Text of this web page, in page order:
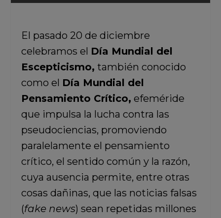
El pasado 20 de diciembre
celebramos el Día Mundial del
Escepticismo, también conocido
como el Día Mundial del
Pensamiento Crítico, efeméride
que impulsa la lucha contra las
pseudociencias, promoviendo
paralelamente el pensamiento
crítico, el sentido común y la razón,
cuya ausencia permite, entre otras
cosas dañinas, que las noticias falsas
(fake news) sean repetidas millones